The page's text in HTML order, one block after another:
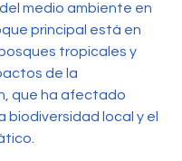
medio ambiente en
principal está en
tropicales y
de la
que ha afectado
biodiversidad local y el